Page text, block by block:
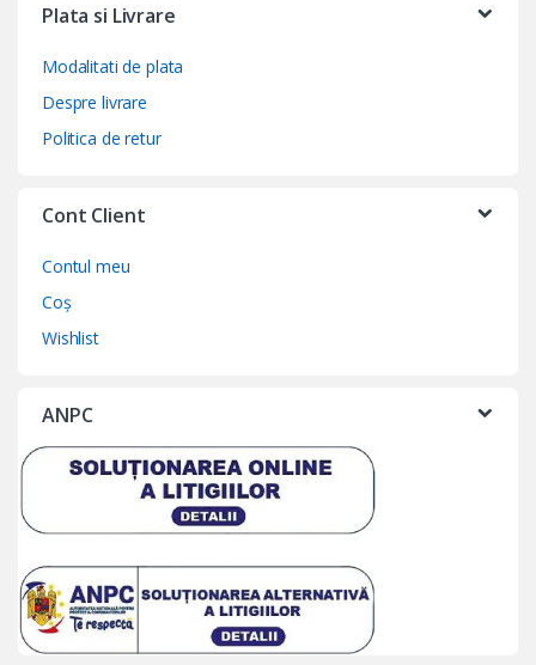
Plata si Livrare
Modalitati de plata
Despre livrare
Politica de retur
Cont Client
Contul meu
Coș
Wishlist
ANPC